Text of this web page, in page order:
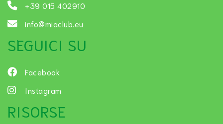
+39 015 402910
info@miaclub.eu
SEGUICI SU
Facebook
Instagram
RISORSE